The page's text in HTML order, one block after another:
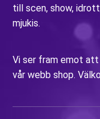
till scen, show,
mjukis.
Vi ser fram emot att
vår webb shop.